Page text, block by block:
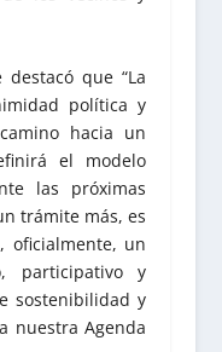
que “La
política y
hacia un
el modelo
las próximas
trámite más, es
oficialmente, un
participativo y
sostenibilidad y
nuestra Agenda